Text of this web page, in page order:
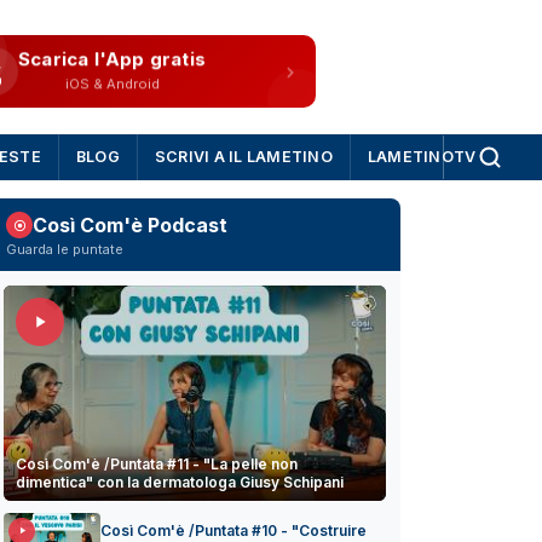
Scarica l'App gratis
iOS & Android
BLOG SCRIVI A IL LAMETINO LAMETINOTV
Così Com'è Podcast
Guarda le puntate
Così Com'è /Puntata #11 - "La pelle non
dimentica" con la dermatologa Giusy Schipani
Così Com'è /Puntata #10 - "Costruire